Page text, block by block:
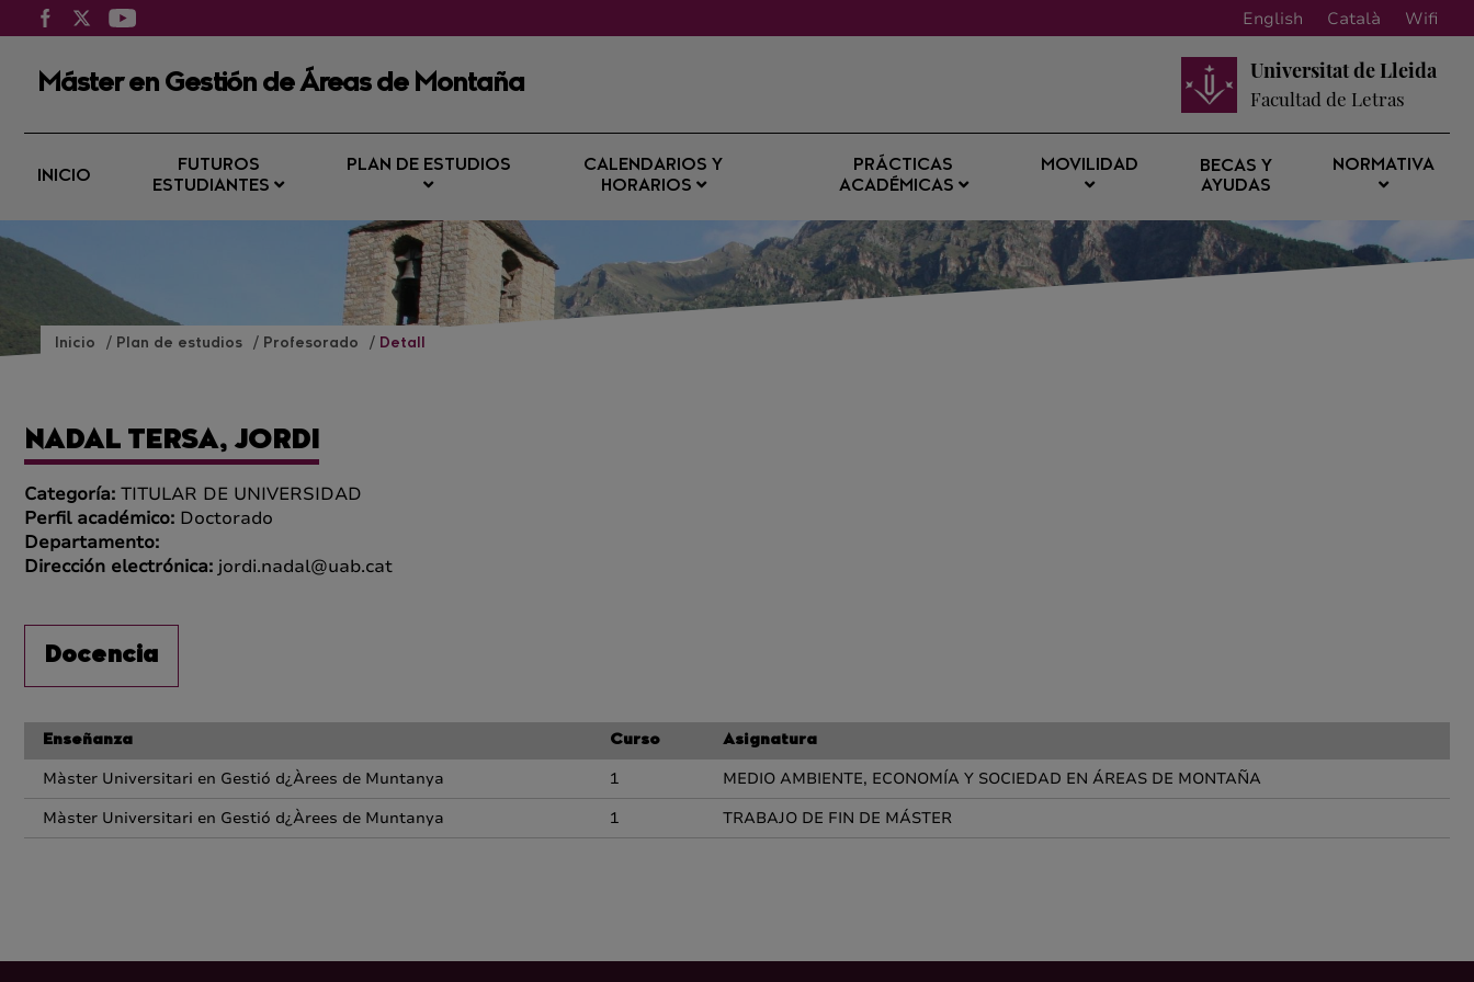
English Català Wifi
Máster en Gestión de Áreas de Montaña
Universitat de Lleida
Facultad de Letras
INICIO
FUTUROS
ESTUDIANTES
PLAN DE ESTUDIOS
CALENDARIOS Y
HORARIOS
PRÁCTICAS
ACADÉMICAS
MOVILIDAD
BECAS Y
AYUDAS
NORMATIVA
Inicio Plan de estudios Profesorado Detall
NADAL TERSA, JORDI
Categoría: TITULAR DE UNIVERSIDAD
Perfil académico: Doctorado
Departamento:
Dirección electrónica: jordi.nadal@uab.cat
Docencia
Enseñanza Curso Asignatura
Màster Universitari en Gestió d¿Àrees de Muntanya 1
MEDIO AMBIENTE, ECONOMÍA Y SOCIEDAD EN ÁREAS DE MONTAÑA
Màster Universitari en Gestió d¿Àrees de Muntanya
1 TRABAJO DE FIN DE MÁSTER